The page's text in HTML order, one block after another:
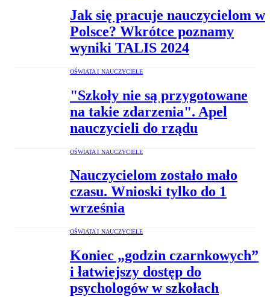
Jak się pracuje nauczycielom w
Polsce? Wkrótce poznamy
wyniki TALIS 2024
OŚWIATA I NAUCZYCIELE
"Szkoły nie są przygotowane
na takie zdarzenia". Apel
nauczycieli do rządu
OŚWIATA I NAUCZYCIELE
Nauczycielom zostało mało
czasu. Wnioski tylko do 1
września
OŚWIATA I NAUCZYCIELE
Koniec „godzin czarnkowych”
i łatwiejszy dostęp do
psychologów w szkołach